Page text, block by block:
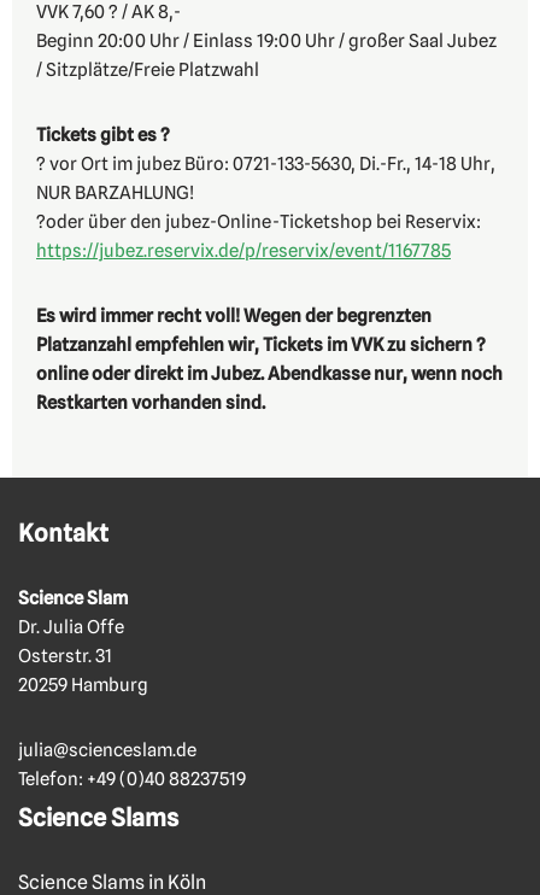
VVK 7,60 ? / AK 8,-
Beginn 20:00 Uhr / Einlass 19:00 Uhr / großer Saal Jubez
/ Sitzplätze/Freie Platzwahl
Tickets gibt es ?
? vor Ort im jubez Büro: 0721-133-5630, Di.-Fr., 14-18 Uhr,
NUR BARZAHLUNG!
?oder über den jubez-Online-Ticketshop bei Reservix:
https://jubez.reservix.de/p/reservix/event/1167785
Es wird immer recht voll! Wegen der begrenzten
Platzanzahl empfehlen wir, Tickets im VVK zu sichern ?
online oder direkt im Jubez. Abendkasse nur, wenn noch
Restkarten vorhanden sind.
Kontakt
Science Slam
Dr. Julia Offe
Osterstr. 31
20259 Hamburg
julia@scienceslam.de
Telefon: +49 (0)40 88237519
Science Slams
Science Slams in Köln